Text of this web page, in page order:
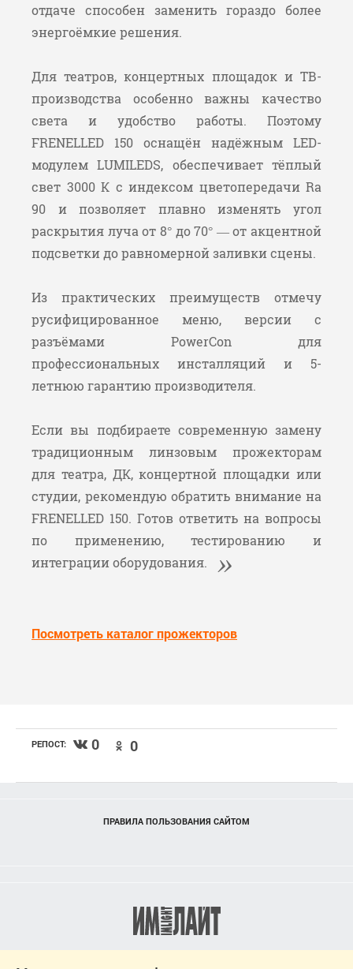
отдаче способен заменить гораздо более
энергоёмкие решения.
Для театров, концертных площадок и ТВ-
производства особенно важны качество
света и удобство работы. Поэтому
FRENELLED 150 оснащён надёжным LED-
модулем LUMILEDS, обеспечивает тёплый
свет 3000 К с индексом цветопередачи Ra
90 и позволяет плавно изменять угол
раскрытия луча от 8° до 70° — от акцентной
подсветки до равномерной заливки сцены.
Из практических преимуществ отмечу
русифицированное меню, версии с
разъёмами PowerCon для
профессиональных инсталляций и 5-
летнюю гарантию производителя.
Если вы подбираете современную замену
традиционным линзовым прожекторам
для театра, ДК, концертной площадки или
студии, рекомендую обратить внимание на
FRENELLED 150. Готов ответить на вопросы
по применению, тестированию и
интеграции оборудования.
Посмотреть каталог прожекторов
РЕПОСТ: 0 0
ПРАВИЛА ПОЛЬЗОВАНИЯ САЙТОМ